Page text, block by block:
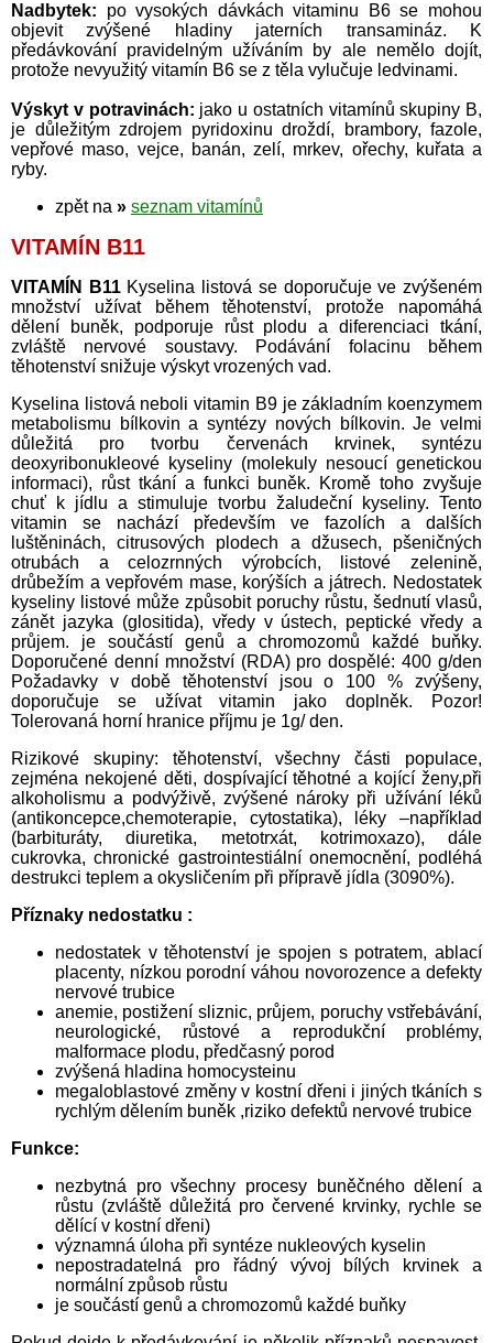
Nadbytek: po vysokých dávkách vitaminu B6 se mohou
objevit zvýšené hladiny jaterních transamináz. K
předávkování pravidelným užíváním by ale nemělo dojít,
protože nevyužitý vitamín B6 se z těla vylučuje ledvinami.
Výskyt v potravinách: jako u ostatních vitamínů skupiny B,
je důležitým zdrojem pyridoxinu droždí, brambory, fazole,
vepřové maso, vejce, banán, zelí, mrkev, ořechy, kuřata a
ryby.
zpět na » seznam vitamínů
VITAMÍN B11
VITAMÍN B11 Kyselina listová se doporučuje ve zvýšeném
množství užívat během těhotenství, protože napomáhá
dělení buněk, podporuje růst plodu a diferenciaci tkání,
zvláště nervové soustavy. Podávání folacinu během
těhotenství snižuje výskyt vrozených vad.
Kyselina listová neboli vitamin B9 je základním koenzymem
metabolismu bílkovin a syntézy nových bílkovin. Je velmi
důležitá pro tvorbu červenách krvinek, syntézu
deoxyribonukleové kyseliny (molekuly nesoucí genetickou
informaci), růst tkání a funkci buněk. Kromě toho zvyšuje
chuť k jídlu a stimuluje tvorbu žaludeční kyseliny. Tento
vitamin se nachází především ve fazolích a dalších
luštěninách, citrusových plodech a džusech, pšeničných
otrubách a celozrnných výrobcích, listové zelenině,
drůbežím a vepřovém mase, korýších a játrech. Nedostatek
kyseliny listové může způsobit poruchy růstu, šednutí vlasů,
zánět jazyka (glositida), vředy v ústech, peptické vředy a
průjem. je součástí genů a chromozomů každé buňky.
Doporučené denní množství (RDA) pro dospělé: 400 g/den
Požadavky v době těhotenství jsou o 100 % zvýšeny,
doporučuje se užívat vitamin jako doplněk. Pozor!
Tolerovaná horní hranice příjmu je 1g/ den.
Rizikové skupiny: těhotenství, všechny části populace,
zejména nekojené děti, dospívající těhotné a kojící ženy,při
alkoholismu a podvýživě, zvýšené nároky při užívání léků
(antikoncepce,chemoterapie, cytostatika), léky –například
(barbituráty, diuretika, metotrxát, kotrimoxazo), dále
cukrovka, chronické gastrointestiální onemocnění, podléhá
destrukci teplem a okysličením při přípravě jídla (3090%).
Příznaky nedostatku :
nedostatek v těhotenství je spojen s potratem, ablací
placenty, nízkou porodní váhou novorozence a defekty
nervové trubice
anemie, postižení sliznic, průjem, poruchy vstřebávání,
neurologické, růstové a reprodukční problémy,
malformace plodu, předčasný porod
zvýšená hladina homocysteinu
megaloblastové změny v kostní dřeni i jiných tkáních s
rychlým dělením buněk ,riziko defektů nervové trubice
Funkce:
nezbytná pro všechny procesy buněčného dělení a
růstu (zvláště důležitá pro červené krvinky, rychle se
dělící v kostní dřeni)
významná úloha při syntéze nukleových kyselin
nepostradatelná pro řádný vývoj bílých krvinek a
normální způsob růstu
je součástí genů a chromozomů každé buňky